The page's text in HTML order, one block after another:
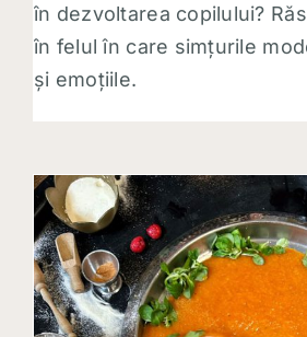
în dezvoltarea copilului?
în felul în care simțurile
și emoțiile.